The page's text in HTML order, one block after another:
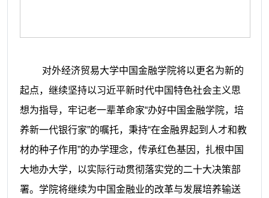
对外经济贸易大学中国金融学院将以更名为新的
起点，继续坚持以习近平新时代中国特色社会主义思
想为指导，牢记老一辈革命家“办好中国金融学院，培
养新一代银行家”的嘱托，秉持“在金融界起到人才和教
材的种子作用”的办学理念，传承红色基因，扎根中国
大地办大学，以实际行动贯彻落实党的二十大决策部
署。学院将继续为中国金融业的改革与发展培养输送